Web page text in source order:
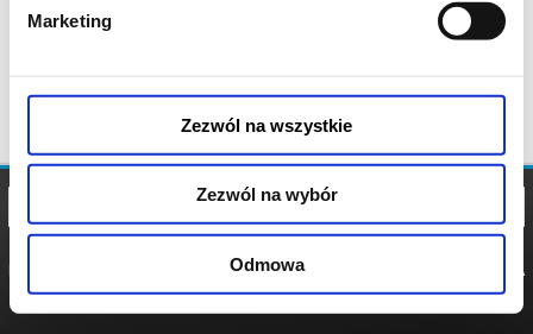
Marketing
Zezwól na wszystkie
Zezwól na wybór
Odmowa
POLITYKA
POLITYKA